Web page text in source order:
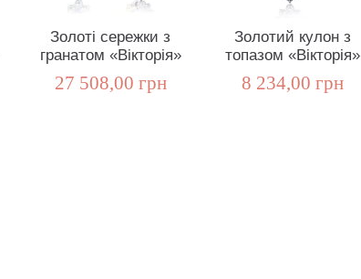
Золоті сережки з
гранатом «Вікторія»
27 508,00 грн
Золотий кулон з
топазом «Вікторія»
8 234,00 грн